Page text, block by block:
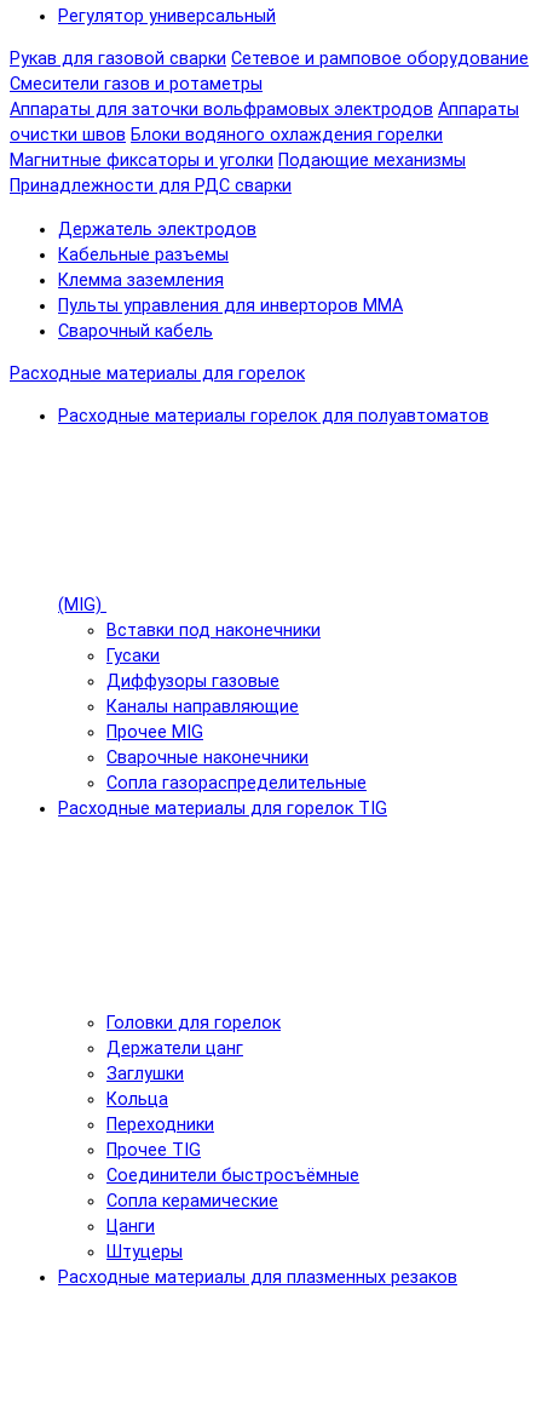
Регулятор универсальный
Рукав для газовой сварки Сетевое и рамповое оборудование
Смесители газов и ротаметры
Аппараты для заточки вольфрамовых электродов Аппараты
очистки швов Блоки водяного охлаждения горелки
Магнитные фиксаторы и уголки Подающие механизмы
Принадлежности для РДС сварки
Держатель электродов
Кабельные разъемы
Клемма заземления
Пульты управления для инверторов MMA
Сварочный кабель
Расходные материалы для горелок
Расходные материалы горелок для полуавтоматов
(MIG)
Вставки под наконечники
Гусаки
Диффузоры газовые
Каналы направляющие
Прочее MIG
Сварочные наконечники
Сопла газораспределительные
Расходные материалы для горелок TIG
Головки для горелок
Держатели цанг
Заглушки
Кольца
Переходники
Прочее TIG
Соединители быстросъёмные
Сопла керамические
Цанги
Штуцеры
Расходные материалы для плазменных резаков